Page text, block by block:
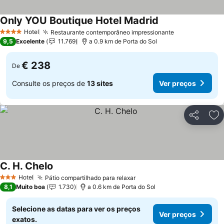
4 EstrelasHotel Restaurante contemporâneo impressionante
Only YOU Boutique Hotel Madrid
9,5 Excelente 11.769 a 0.9 km de Porta do Sol
De € 238
Consulte os preços de 13 sites Ver preços
Partilhar
3 EstrelasHotel Pátio compartilhado para relaxar
C. H. Chelo
8,1 Muito boa 1.730 a 0.6 km de Porta do Sol
Selecione as datas para ver os preços
exatos.
Ver preços